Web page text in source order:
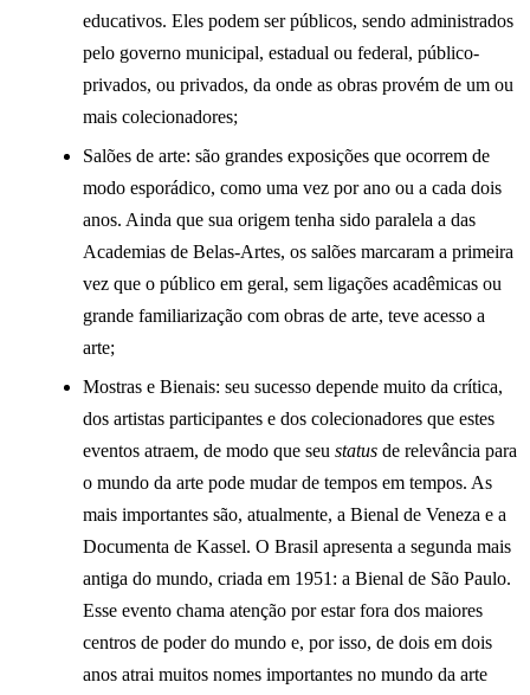
educativos. Eles podem ser públicos, sendo administrados
pelo governo municipal, estadual ou federal, público-
privados, ou privados, da onde as obras provém de um ou
mais colecionadores;
Salões de arte: são grandes exposições que ocorrem de
modo esporádico, como uma vez por ano ou a cada dois
anos. Ainda que sua origem tenha sido paralela a das
Academias de Belas-Artes, os salões marcaram a primeira
vez que o público em geral, sem ligações acadêmicas ou
grande familiarização com obras de arte, teve acesso a
arte;
Mostras e Bienais: seu sucesso depende muito da crítica,
dos artistas participantes e dos colecionadores que estes
eventos atraem, de modo que seustatus de relevância para
o mundo da arte pode mudar de tempos em tempos. As
mais importantes são, atualmente, a Bienal de Veneza e a
Documenta de Kassel. O Brasil apresenta a segunda mais
antiga do mundo, criada em 1951: a Bienal de São Paulo.
Esse evento chama atenção por estar fora dos maiores
centros de poder do mundo e, por isso, de dois em dois
anos atrai muitos nomes importantes no mundo da arte